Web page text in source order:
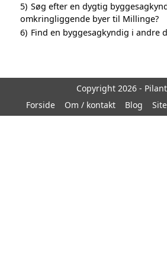
5) Søg efter en dygtig
omkringliggende byer til Millinge?
6) Find en byggesagkyndig i andre
Copyright 2026 -
Forside
Om / kontakt Blog